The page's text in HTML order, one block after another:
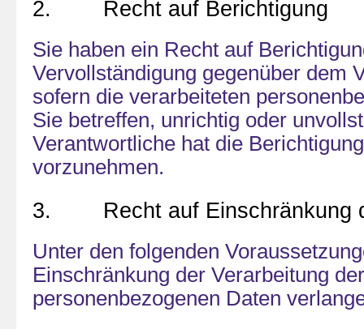
2. Recht auf Berichtigung
Sie haben ein Recht auf
Vervollständigung gegenüber dem
sofern die verarbeiteten
Sie betreffen, unrichtig oder
Verantwortliche hat die
vorzunehmen.
3. Recht auf Einschränkung
Unter den folgenden
Einschränkung der Verarbeitung
personenbezogenen Daten